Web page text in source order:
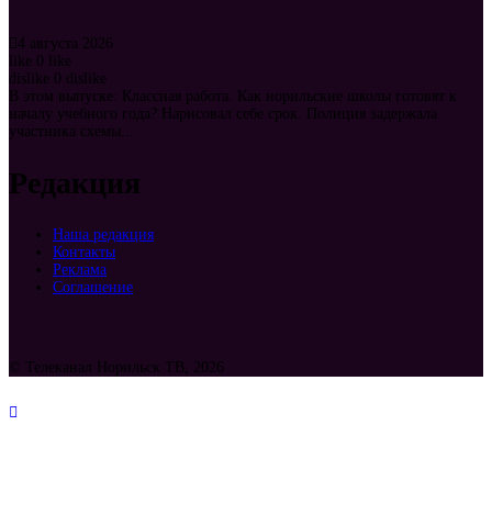
4 августа 2026
like 0 like
dislike 0 dislike
В этом выпуске: Классная работа. Как норильские школы готовят к
началу учебного года? Нарисовал себе срок. Полиция задержала
участника схемы...
Редакция
Наша редакция
Контакты
Реклама
Соглашение
© Телеканал Норильск ТВ, 2026